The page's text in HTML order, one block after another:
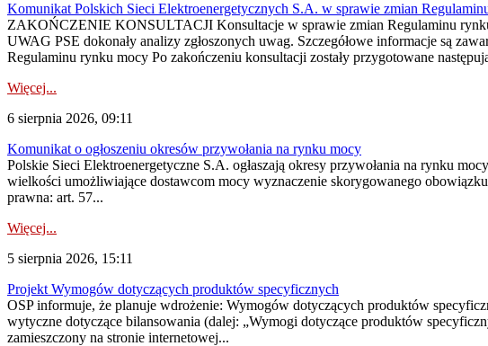
Komunikat Polskich Sieci Elektroenergetycznych S.A. w sprawie zmian
ZAKOŃCZENIE KONSULTACJI Konsultacje w sprawie zmian Regulaminu
UWAG PSE dokonały analizy zgłoszonych uwag. Szczegółowe informacje są
Regulaminu rynku mocy Po zakończeniu konsultacji zostały przygotowane
Więcej...
6 sierpnia 2026, 09:11
Komunikat o ogłoszeniu okresów przywołania na rynku mocy
Polskie Sieci Elektroenergetyczne S.A. ogłaszają okresy przywołania na rynku
wielkości umożliwiające dostawcom mocy wyznaczenie skorygowanego
prawna: art. 57...
Więcej...
5 sierpnia 2026, 15:11
Projekt Wymogów dotyczących produktów specyficznych
OSP informuje, że planuje wdrożenie: Wymogów dotyczących produktów
wytyczne dotyczące bilansowania (dalej: „Wymogi dotyczące produktów
zamieszczony na stronie internetowej...